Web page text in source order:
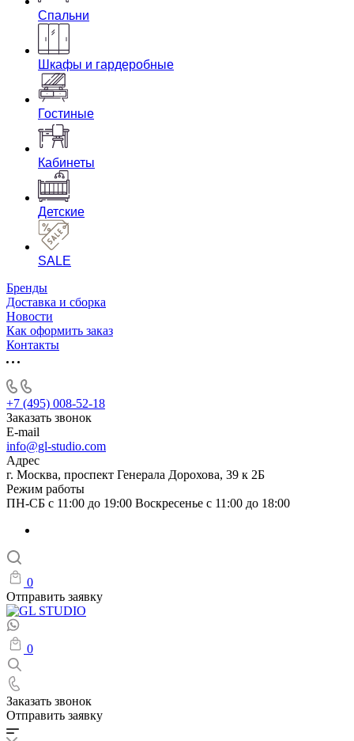
Спальни
Шкафы и гардеробные
Гостиные
Кабинеты
Детские
SALE
Бренды
Доставка и сборка
Новости
Как оформить заказ
Контакты
+7 (495) 008-52-18
Заказать звонок
E-mail
info@gl-studio.com
Адрес
г. Москва, проспект Генерала Дорохова, 39 к 2Б
Режим работы
ПН-СБ с 11:00 до 19:00 Воскресенье с 11:00 до 18:00
0
Отправить заявку
0
Заказать звонок
Отправить заявку